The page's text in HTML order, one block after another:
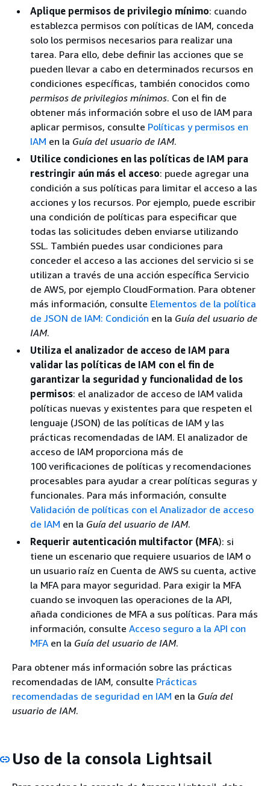
Aplique permisos de privilegio mínimo: cuando
establezca permisos con políticas de IAM, conceda
solo los permisos necesarios para realizar una
tarea. Para ello, debe definir las acciones que se
pueden llevar a cabo en determinados recursos en
condiciones específicas, también conocidos como
permisos de privilegios mínimos. Con el fin de
obtener más información sobre el uso de IAM para
aplicar permisos, consulte Políticas y permisos en
IAM en la Guía del usuario de IAM.
Utilice condiciones en las políticas de IAM para
restringir aún más el acceso: puede agregar una
condición a sus políticas para limitar el acceso a las
acciones y los recursos. Por ejemplo, puede escribir
una condición de políticas para especificar que
todas las solicitudes deben enviarse utilizando
SSL. También puedes usar condiciones para
conceder el acceso a las acciones del servicio si se
utilizan a través de una acción específica Servicio
de AWS, por ejemplo CloudFormation. Para obtener
más información, consulte Elementos de la política
de JSON de IAM: Condición en la Guía del usuario de
IAM.
Utiliza el analizador de acceso de IAM para
validar las políticas de IAM con el fin de
garantizar la seguridad y funcionalidad de los
permisos: el analizador de acceso de IAM valida
políticas nuevas y existentes para que respeten el
lenguaje (JSON) de las políticas de IAM y las
prácticas recomendadas de IAM. El analizador de
acceso de IAM proporciona más de
100 verificaciones de políticas y recomendaciones
procesables para ayudar a crear políticas seguras y
funcionales. Para más información, consulte
Validación de políticas con el Analizador de acceso
de IAM en la Guía del usuario de IAM.
Requerir autenticación multifactor (MFA): si
tiene un escenario que requiere usuarios de IAM o
un usuario raíz en Cuenta de AWS su cuenta, active
la MFA para mayor seguridad. Para exigir la MFA
cuando se invoquen las operaciones de la API,
añada condiciones de MFA a sus políticas. Para más
información, consulte Acceso seguro a la API con
MFA en la Guía del usuario de IAM.
Para obtener más información sobre las prácticas
recomendadas de IAM, consulte Prácticas
recomendadas de seguridad en IAM en la Guía del
usuario de IAM.
Uso de la consola Lightsail